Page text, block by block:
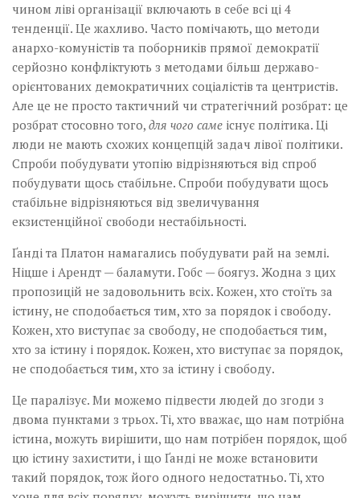
чином ліві організації включають в себе всі ці 4
тенденції. Це жахливо. Часто помічають, що методи
анархо-комуністів та поборників прямої демократії
серйозно конфліктують з методами більш державо-
орієнтованих демократичних соціалістів та центристів.
Але це не просто тактичний чи стратегічний розбрат: це
розбрат стосовно того, для чого саме існує політика. Ці
люди не мають схожих концепцій задач лівої політики.
Спроби побудувати утопію відрізняються від спроб
побудувати щось стабільне. Спроби побудувати щось
стабільне відрізняються від звеличування
екзистенційної свободи нестабільності.
Ґанді та Платон намагались побудувати рай на землі.
Ніцше і Арендт — баламути. Гобс — боягуз. Жодна з цих
пропозицій не задовольнить всіх. Кожен, хто стоїть за
істину, не сподобається тим, хто за порядок і свободу.
Кожен, хто виступає за свободу, не сподобається тим,
хто за істину і порядок. Кожен, хто виступає за порядок,
не сподобається тим, хто за істину і свободу.
Це паралізує. Ми можемо підвести людей до згоди з
двома пунктами з трьох. Ті, хто вважає, що нам потрібна
істина, можуть вирішити, що нам потрібен порядок, щоб
цю істину захистити, і що Ґанді не може встановити
такий порядок, тож його одного недостатньо. Ті, хто